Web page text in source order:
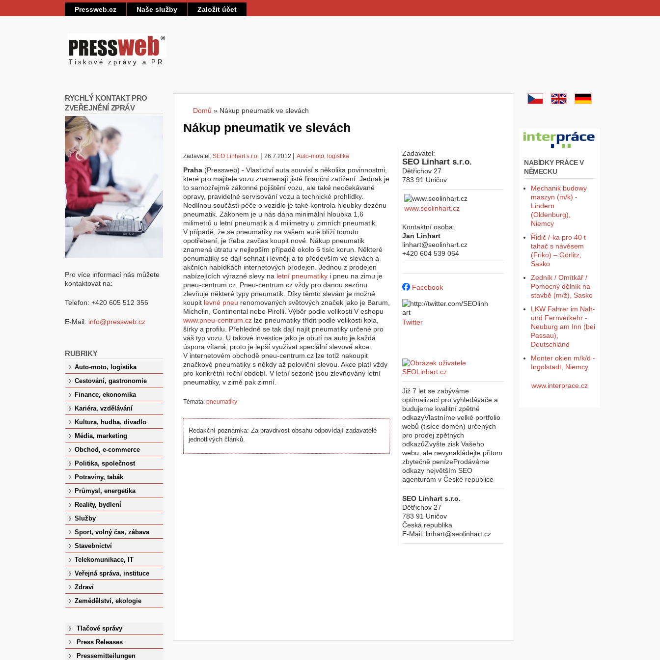
Pressweb.cz Naše služby Založit účet
Pressweb
Tiskové zprávy a PR
Jste zde
Domů » Nákup pneumatik ve slevách
Nákup pneumatik ve slevách
Zadavatel: SEO Linhart s.r.o. | 26.7.2012 | Auto-moto, logistika
Praha (Pressweb) - Vlastictví auta souvisí s několika povinnostmi,
které pro majitele vozu znamenají jisté finanční zatížení. Jednak je
to samozřejmě zákonné pojištění vozu, ale také neočekávané
opravy, pravidelné servisování vozu a technické prohlídky.
Nedílnou součástí péče o vozidlo je také kontrola hloubky dezénu
pneumatik. Zákonem je u nás dána minimální hloubka 1,6
milimetrů u letní pneumatik a 4 milimetry u zimních pneumatik.
V případě, že se pneumatiky na vašem autě blíží tomuto
opotřebení, je třeba zavčas koupit nové. Nákup pneumatik
znamená útratu v nejlepším případě okolo 6 tisíc korun. Některé
penumatiky se dají sehnat i levněji a to především ve slevách a
akčních nabídkách internetových prodejen. Jednou z prodejen
nabízejících výrazné slevy na letní pneumatiky i pneu na zimu je
pneu-centrum.cz. Pneu-centrum.cz vždy pro danou sezónu
zlevňuje některé typy pneumatik. Díky těmto slevám je možné
koupit levné pneu renomovaných světových značek jako je Barum,
Michelin, Continental nebo Pirelli. Výběr podle velikosti V eshopu
www.pneu-centrum.cz lze pneumatiky třídit podle velikosti kola,
šírky a profilu. Přehledně se tak dají najít pneumatiky určené pro
váš typ vozu. U takové investice jako je obutí na auto je každá
úspora vítaná, proto je lepší využívat speciální slevové akce.
V internetovém obchodě pneu-centrum.cz lze totiž nakoupit
značkové pneumatiky s někdy až poloviční slevou. Akce platí vždy
pro konkrétní roční období. V letní sezoně jsou zlevňovány letní
pneumatiky, v zimě pak zimní.
Témata: pneumatiky
Redakční poznámka: Za pravdivost obsahu odpovídají zadavatelé
jednotlivých článků.
Zadavatel:
SEO Linhart s.r.o.
Dětřichov 27
783 91 Uničov
www.seolinhart.cz
Kontaktní osoba:
Jan Linhart
linhart@seolinhart.cz
+420 604 539 064
Facebook
Twitter
Již 7 let se zabýváme
optimalizací pro vyhledávače a
budujeme kvalitní zpětné
odkazyVlastníme velké portfolio
webů (tisíce domén) určených
pro prodej zpětných
odkazůZvyšte zisk Vašeho
webu, ale nevynakládejte přitom
zbytečně penízeProdáváme
odkazy největším SEO
agenturám v České republice
SEO Linhart s.r.o.
Dětřichov 27
783 91 Uničov
Česká republika
E-Mail: linhart@seolinhart.cz
RYCHLÝ KONTAKT PRO
ZVEŘEJNĚNÍ ZPRÁV
Pro více informací nás můžete
kontaktovat na:
Telefon: +420 605 512 356
E-Mail: info@pressweb.cz
RUBRIKY
Auto-moto, logistika
Cestování, gastronomie
Finance, ekonomika
Kariéra, vzdělávání
Kultura, hudba, divadlo
Média, marketing
Obchod, e-commerce
Politika, společnost
Potraviny, tabák
Průmysl, energetika
Reality, bydlení
Služby
Sport, volný čas, zábava
Stavebnictví
Telekomunikace, IT
Veřejná správa, instituce
Zdraví
Zemědělství, ekologie
Tlačové správy
Press Releases
Pressemitteilungen
NABÍDKY PRÁCE V
NĚMECKU
Mechanik budowy
maszyn (m/k) -
Lindern
(Oldenburg),
Niemcy
Řidič /-ka pro 40 t
tahač s návěsem
(Friko) – Görlitz,
Sasko
Zedník / Omítkář /
Pomocný dělník na
stavbě (m/ž), Sasko
LKW Fahrer im Nah-
und Fernverkehr -
Neuburg am Inn (bei
Passau),
Deutschland
Monter okien m/k/d -
Ingolstadt, Niemcy
www.interprace.cz